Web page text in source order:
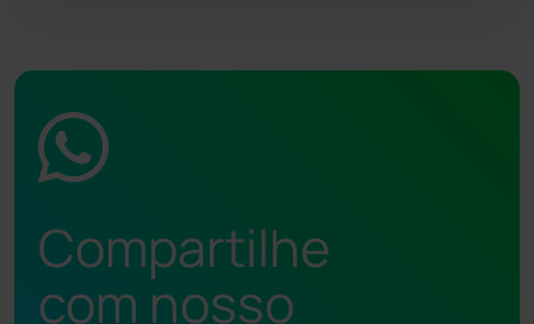
Compartilhe
com nosso